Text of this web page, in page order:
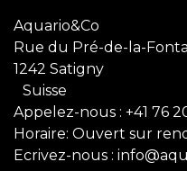
Aquario&Co
Rue du Pré-de-la-
1242 Satigny
Suisse
Appelez-nous : +41 76
Horaire: Ouvert sur
Ecrivez-nous :